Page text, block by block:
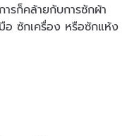
รก็คล้ายกับการซักผ้า
อ ซักเครื่อง หรือซักแห้ง